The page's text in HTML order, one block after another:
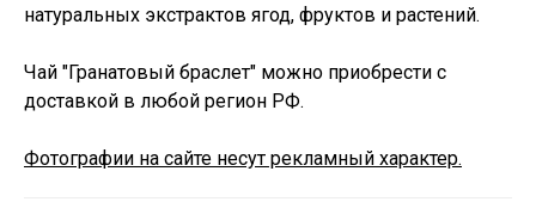
натуральных экстрактов ягод, фруктов и растений.
Чай "Гранатовый браслет" можно приобрести с
доставкой в любой регион РФ.
Фотографии на сайте несут рекламный характер.